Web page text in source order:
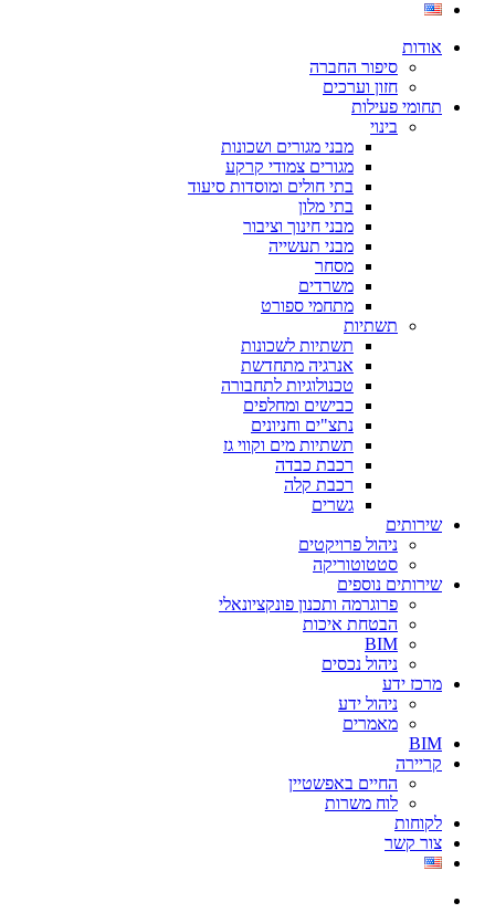
אודות
סיפור החברה
חזון וערכים
תחומי פעילות
בינוי
מבני מגורים ושכונות
מגורים צמודי קרקע
בתי חולים ומוסדות סיעוד
בתי מלון
מבני חינוך וציבור
מבני תעשייה
מסחר
משרדים
מתחמי ספורט
תשתיות
תשתיות לשכונות
אנרגיה מתחדשת
טכנולוגיות לתחבורה
כבישים ומחלפים
נתצ"ים וחניונים
תשתיות מים וקווי גז
רכבת כבדה
רכבת קלה
גשרים
שירותים
ניהול פרויקטים
סטטוטוריקה
שירותים נוספים
פרוגרמה ותכנון פונקציונאלי
הבטחת איכות
BIM
ניהול נכסים
מרכז ידע
ניהול ידע
מאמרים
BIM
קריירה
החיים באפשטיין
לוח משרות
לקוחות
צור קשר